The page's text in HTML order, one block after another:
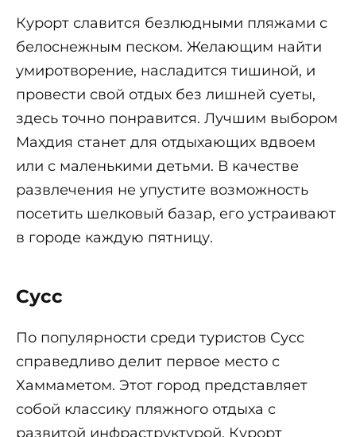
Курорт славится безлюдными пляжами с
белоснежным песком. Желающим найти
умиротворение, насладится тишиной, и
провести свой отдых без лишней суеты,
здесь точно понравится. Лучшим выбором
Махдия станет для отдыхающих вдвоем
или с маленькими детьми. В качестве
развлечения не упустите возможность
посетить шелковый базар, его устраивают
в городе каждую пятницу.
Сусс
По популярности среди туристов Сусс
справедливо делит первое место с
Хаммаметом. Этот город представляет
собой классику пляжного отдыха с
развитой инфраструктурой. Курорт